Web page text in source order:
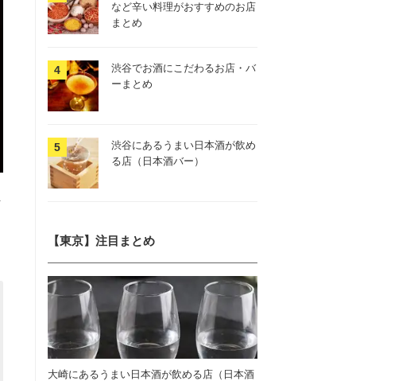
など辛い料理がおすすめのお店
まとめ
渋谷でお酒にこだわるお店・バ
ーまとめ
渋谷にあるうまい日本酒が飲め
る店（日本酒バー）
【東京】注目まとめ
大崎にあるうまい日本酒が飲める店（日本酒